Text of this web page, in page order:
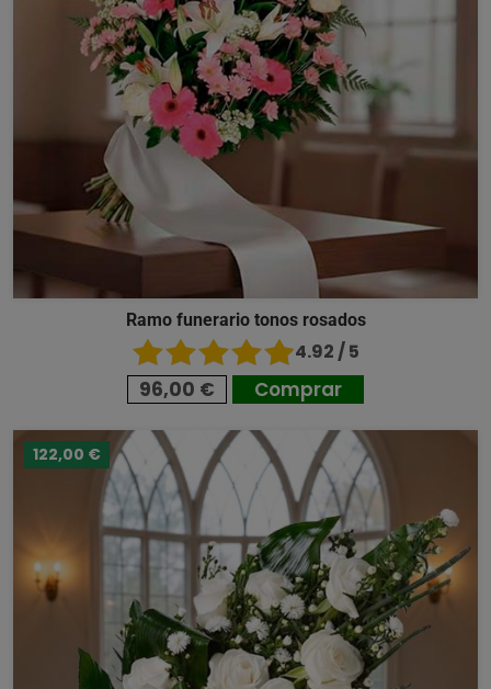
Ramo funerario tonos rosados
4.92 / 5
96,00 € Comprar
122,00 €